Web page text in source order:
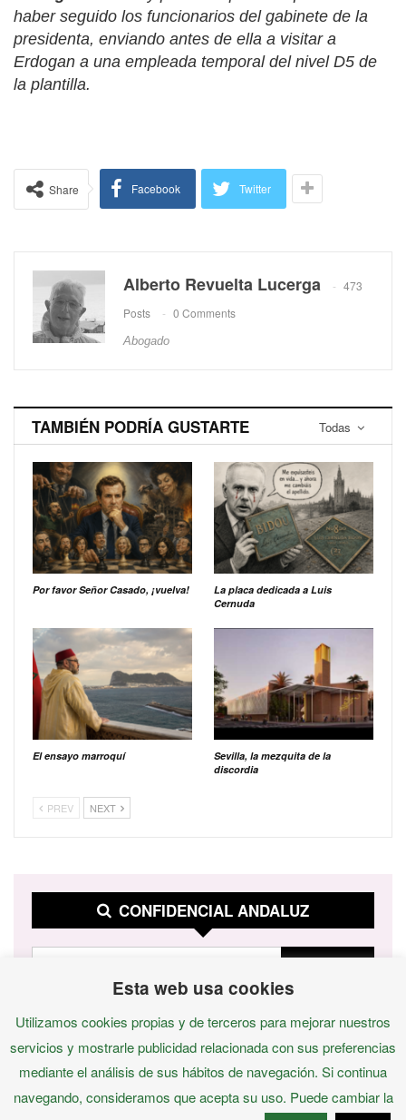
haber seguido los funcionarios del gabinete de la
presidenta, enviando antes de ella a visitar a
Erdogan a una empleada temporal del nivel D5 de
la plantilla.
Share Facebook Twitter
Alberto Revuelta Lucerga
473
Posts
0 Comments
Abogado
Todas
TAMBIÉN PODRÍA GUSTARTE
Por favor Señor Casado, ¡vuelva!
La placa dedicada a Luis
Cernuda
El ensayo marroquí
Sevilla, la mezquita de la
discordia
PREV NEXT
CONFIDENCIAL ANDALUZ
Esta web usa cookies
Utilizamos cookies propias y de terceros para mejorar nuestros
servicios y mostrarle publicidad relacionada con sus preferencias
mediante el análisis de sus hábitos de navegación. Si continua
navegando, consideramos que acepta su uso. Puede cambiar la